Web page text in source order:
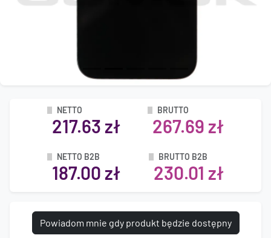
NETTO
217.63 zł
BRUTTO
267.69 zł
NETTO B2B
187.00 zł
BRUTTO B2B
230.01 zł
Powiadom mnie gdy produkt będzie dostępny